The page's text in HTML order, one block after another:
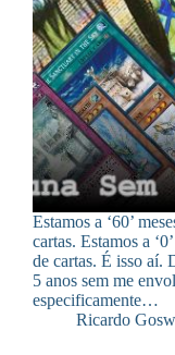
Estamos a ‘60’
cartas. Estamos a
de cartas. É isso aí.
5 anos sem me
especificamente…
Ricardo